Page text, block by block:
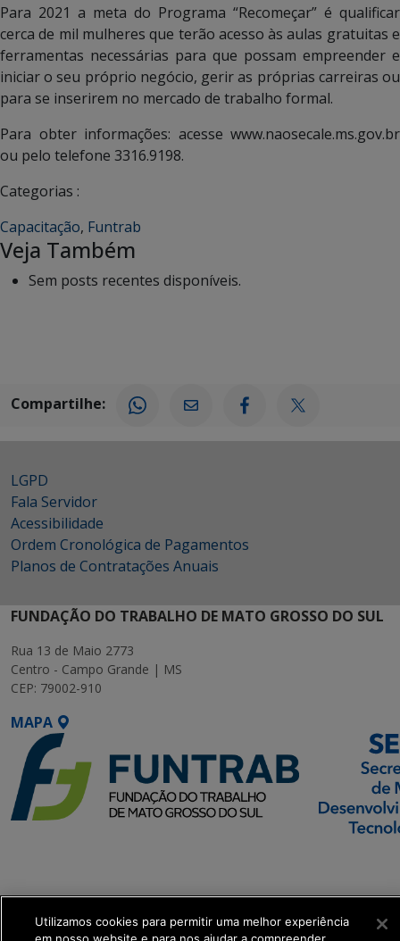
Para 2021 a meta do Programa “Recomeçar” é qualificar
cerca de mil mulheres que terão acesso às aulas gratuitas e
ferramentas necessárias para que possam empreender e
iniciar o seu próprio negócio, gerir as próprias carreiras ou
para se inserirem no mercado de trabalho formal.
Para obter informações: acesse www.naosecale.ms.gov.br
ou pelo telefone 3316.9198.
Categorias :
Capacitação, Funtrab
Veja Também
Sem posts recentes disponíveis.
Compartilhe:
LGPD
Fala Servidor
Acessibilidade
Ordem Cronológica de Pagamentos
Planos de Contratações Anuais
FUNDAÇÃO DO TRABALHO DE MATO GROSSO DO SUL
Rua 13 de Maio 2773
Centro - Campo Grande | MS
CEP: 79002-910
MAPA
Transformação Digital
Utilizamos cookies para permitir uma melhor experiência